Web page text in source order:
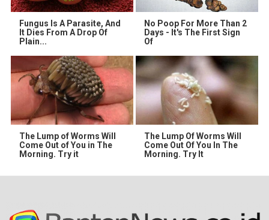
Fungus Is A Parasite, And
It Dies From A Drop Of
Plain...
No Poop For More Than 2
Days - It's The First Sign
Of
The Lump of Worms Will
Come Out of You in The
Morning. Try it
The Lump Of Worms Will
Come Out Of You In The
Morning. Try It